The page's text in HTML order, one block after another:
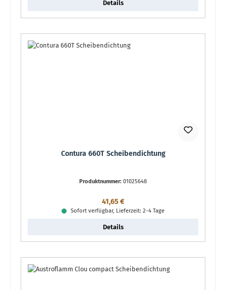
Details
Contura 660T Scheibendichtung
Produktnummer: 01025648
Regulärer Preis:
41,65 €
Sofort verfügbar, Lieferzeit: 2-4 Tage
Details